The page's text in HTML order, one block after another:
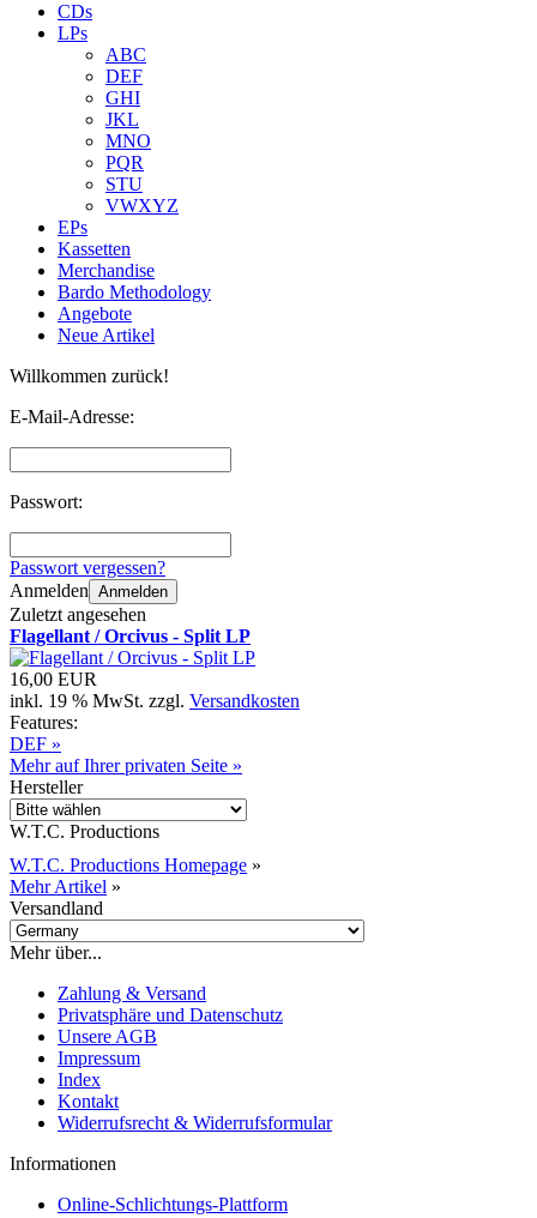
CDs
LPs
ABC
DEF
GHI
JKL
MNO
PQR
STU
VWXYZ
EPs
Kassetten
Merchandise
Bardo Methodology
Angebote
Neue Artikel
Willkommen zurück!
E-Mail-Adresse:
Passwort:
Passwort vergessen?
Anmelden Anmelden
Zuletzt angesehen
Flagellant / Orcivus - Split LP
16,00 EUR
inkl. 19 % MwSt. zzgl. Versandkosten
Features:
DEF »
Mehr auf Ihrer privaten Seite »
Hersteller
W.T.C. Productions
W.T.C. Productions Homepage »
Mehr Artikel »
Versandland
Mehr über...
Zahlung & Versand
Privatsphäre und Datenschutz
Unsere AGB
Impressum
Index
Kontakt
Widerrufsrecht & Widerrufsformular
Informationen
Online-Schlichtungs-Plattform